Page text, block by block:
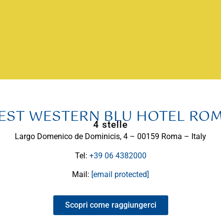
WESTERN BLU HOTEL
4 stelle
Largo Domenico de Dominicis, 4 – 00159 Roma – Italy
Tel: +39 06 4382000
Mail: [email protected]
Scopri come raggiungerci